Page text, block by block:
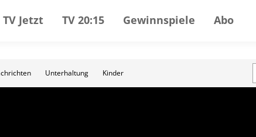
TV Jetzt TV 20:15 Gewinnspiele Abo
Unterhaltung Kinder